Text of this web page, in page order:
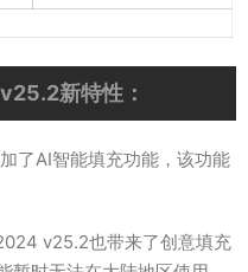
新特性：
了AI智能填充功能，该功能
v25.2也带来了创意填充